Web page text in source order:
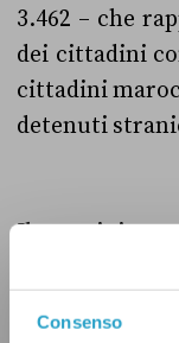
Consenso
3.462 – che
dei cittadini
cittadini
detenuti
Il ministro